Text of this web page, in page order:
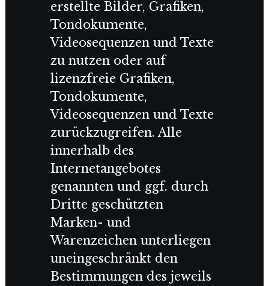
erstellte Bilder, Grafiken,
Tondokumente,
Videosequenzen und Texte
zu nutzen oder auf
lizenzfreie Grafiken,
Tondokumente,
Videosequenzen und Texte
zurückzugreifen. Alle
innerhalb des
Internetangebotes
genannten und ggf. durch
Dritte geschützten
Marken- und
Warenzeichen unterliegen
uneingeschränkt den
Bestimmungen des jeweils